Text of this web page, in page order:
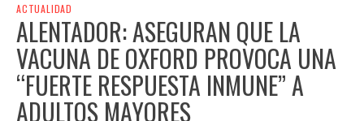
ACTUALIDAD
ALENTADOR: ASEGURAN QUE LA
VACUNA DE OXFORD PROVOCA UNA
“FUERTE RESPUESTA INMUNE” A
ADULTOS MAYORES